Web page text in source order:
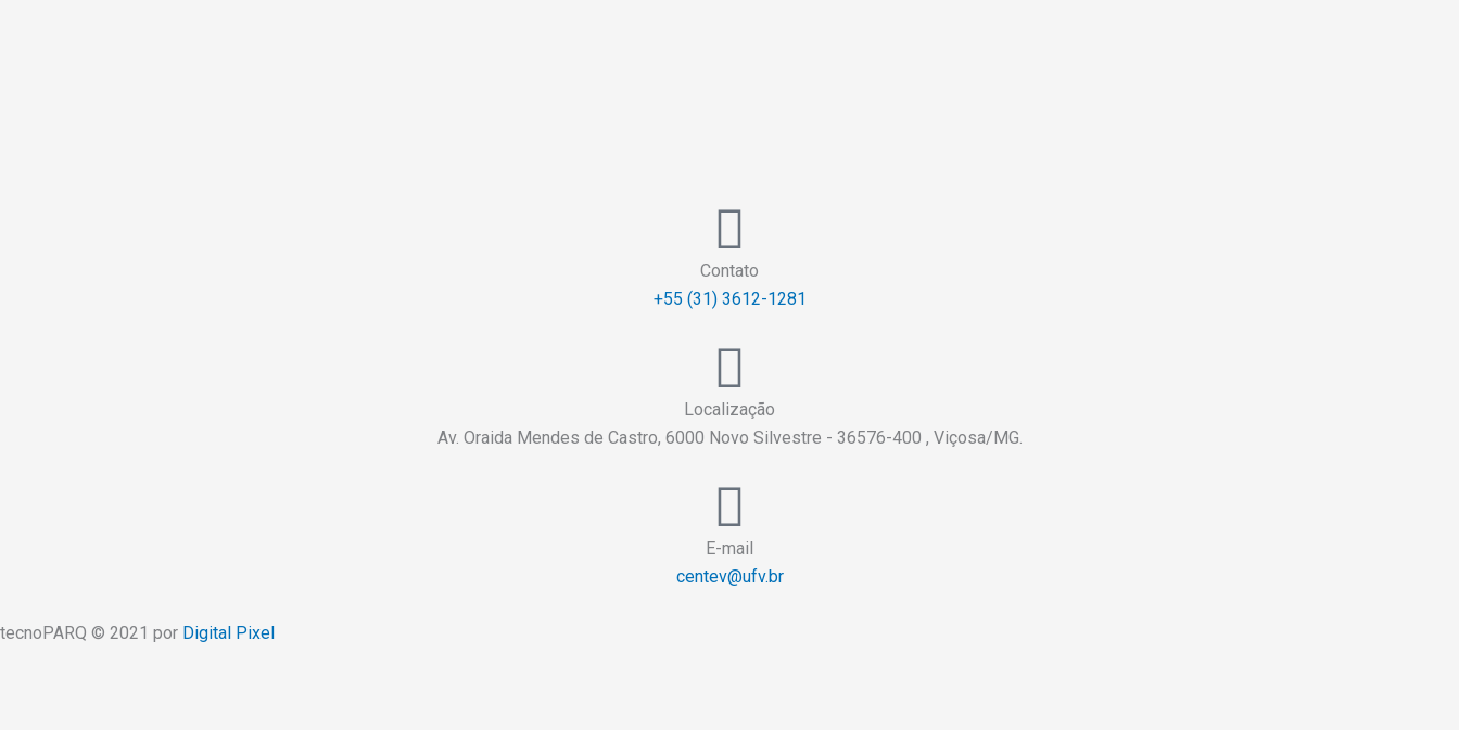
Contato
+55 (31) 3612-1281
Localização
Av. Oraida Mendes de Castro, 6000 Novo Silvestre - 36576-400 , Viçosa/MG.
E-mail
centev@ufv.br
tecnoPARQ © 2021 por Digital Pixel